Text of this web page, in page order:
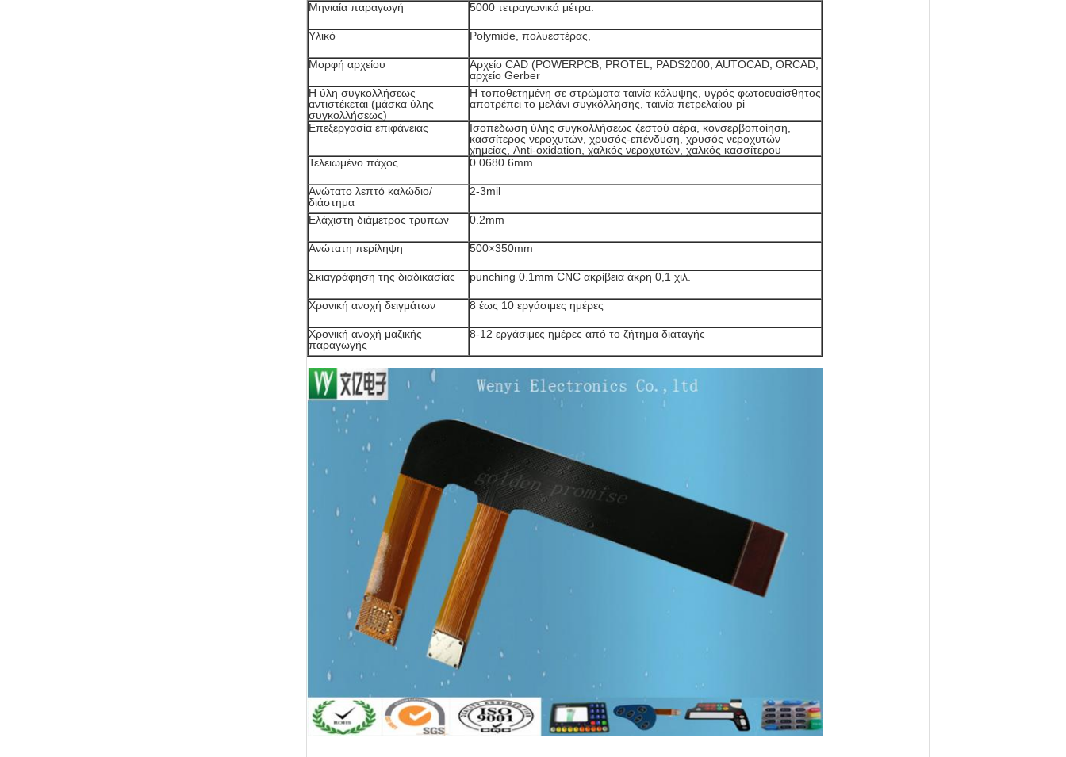
Μηνιαία παραγωγή
5000 τετραγωνικά μέτρα.
Υλικό Polymide, πολυεστέρας,
Μορφή αρχείου
Αρχείο CAD (POWERPCB, PROTEL, PADS2000, AUTOCAD, ORCAD,
αρχείο Gerber
Η ύλη συγκολλήσεως
αντιστέκεται (μάσκα ύλης
συγκολλήσεως)
Η τοποθετημένη σε στρώματα ταινία κάλυψης, υγρός φωτοευαίσθητος
αποτρέπει το μελάνι συγκόλλησης, ταινία πετρελαίου pi
Επεξεργασία επιφάνειας
Ισοπέδωση ύλης συγκολλήσεως ζεστού αέρα, κονσερβοποίηση,
κασσίτερος νεροχυτών, χρυσός-επένδυση, χρυσός νεροχυτών
χημείας, Anti-oxidation, χαλκός νεροχυτών, χαλκός κασσίτερου
Τελειωμένο πάχος
0.0680.6mm
Ανώτατο λεπτό καλώδιο/
διάστημα
2-3mil
Ελάχιστη διάμετρος τρυπών 0.2mm
Ανώτατη περίληψη 500×350mm
Σκιαγράφηση της διαδικασίας punching 0.1mm CNC ακρίβεια άκρη 0,1 χιλ.
Χρονική ανοχή δειγμάτων 8 έως 10 εργάσιμες ημέρες
Χρονική ανοχή μαζικής
παραγωγής
8-12 εργάσιμες ημέρες από το ζήτημα διαταγής